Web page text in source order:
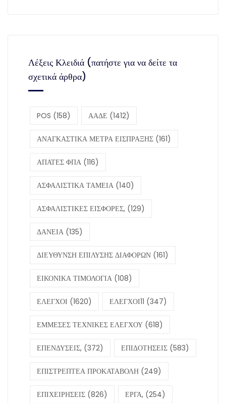
Λέξεις Κλειδιά (πατήστε για να δείτε τα
σχετικά άρθρα)
POS (158) ΑΑΔΕ (1412)
ΑΝΑΓΚΑΣΤΙΚΑ ΜΕΤΡΑ ΕΙΣΠΡΑΞΗΣ (161)
ΑΠΑΤΕΣ ΦΠΑ (116)
ΑΣΦΑΛΙΣΤΙΚΑ ΤΑΜΕΙΑ (140)
ΑΣΦΑΛΙΣΤΙΚΕΣ ΕΙΣΦΟΡΕΣ, (129)
ΔΑΝΕΙΑ (135)
ΔΙΕΥΘΥΝΣΗ ΕΠΙΛΥΣΗΣ ΔΙΑΦΟΡΩΝ (161)
ΕΙΚΟΝΙΚΑ ΤΙΜΟΛΟΓΙΑ (108)
ΕΛΕΓΧΟΙ (1620) ΕΛΕΓΧΟΙ11 (347)
ΕΜΜΕΣΕΣ ΤΕΧΝΙΚΕΣ ΕΛΕΓΧΟΥ (618)
ΕΠΕΝΔΥΣΕΙΣ, (372) ΕΠΙΔΟΤΗΣΕΙΣ (583)
ΕΠΙΣΤΡΕΠΤΕΑ ΠΡΟΚΑΤΑΒΟΛΗ (249)
ΕΠΙΧΕΙΡΗΣΕΙΣ (826) ΕΡΓΑ, (254)